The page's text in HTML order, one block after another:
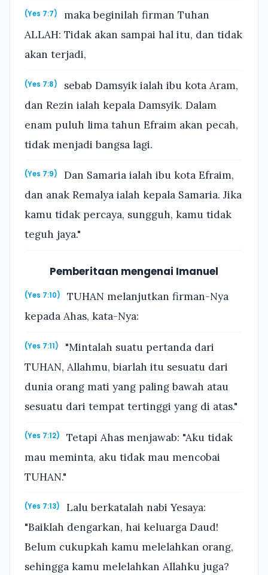
(Yes 7:7)
maka beginilah firman Tuhan
ALLAH: Tidak akan sampai hal itu, dan tidak
akan terjadi,
(Yes 7:8)
sebab Damsyik ialah ibu kota Aram,
dan Rezin ialah kepala Damsyik. Dalam
enam puluh lima tahun Efraim akan pecah,
tidak menjadi bangsa lagi.
(Yes 7:9)
Dan Samaria ialah ibu kota Efraim,
dan anak Remalya ialah kepala Samaria. Jika
kamu tidak percaya, sungguh, kamu tidak
teguh jaya."
Pemberitaan mengenai Imanuel
(Yes 7:10)
TUHAN melanjutkan firman-Nya
kepada Ahas, kata-Nya:
(Yes 7:11)
"Mintalah suatu pertanda dari
TUHAN, Allahmu, biarlah itu sesuatu dari
dunia orang mati yang paling bawah atau
sesuatu dari tempat tertinggi yang di atas."
(Yes 7:12)
Tetapi Ahas menjawab: "Aku tidak
mau meminta, aku tidak mau mencobai
TUHAN."
(Yes 7:13)
Lalu berkatalah nabi Yesaya:
"Baiklah dengarkan, hai keluarga Daud!
Belum cukupkah kamu melelahkan orang,
sehingga kamu melelahkan Allahku juga?